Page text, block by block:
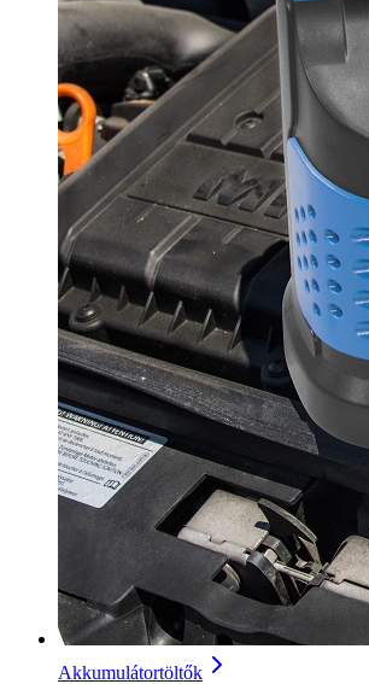
Akkumulátortöltők